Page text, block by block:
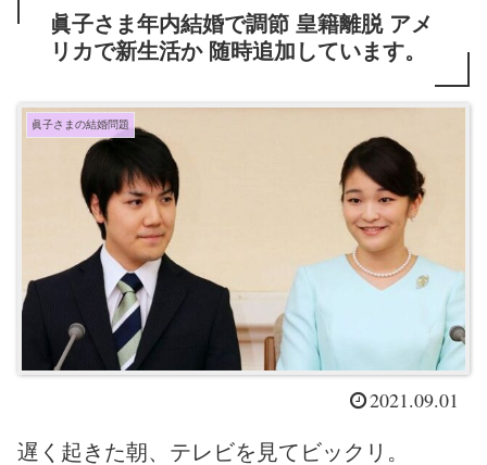
眞子さま年内結婚で調節 皇籍離脱 アメ
リカで新生活か 随時追加しています。
眞子さまの結婚問題
2021.09.01
遅く起きた朝、テレビを見てビックリ。